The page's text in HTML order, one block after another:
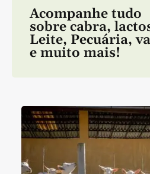
Acompanhe tudo
sobre cabra,
Leite, Pecuária,
e muito mais!